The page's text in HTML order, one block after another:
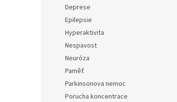
Deprese
Epilepsie
Hyperaktivita
Nespavost
Neuróza
Paměť
Parkinsonova nemoc
Porucha koncentrace